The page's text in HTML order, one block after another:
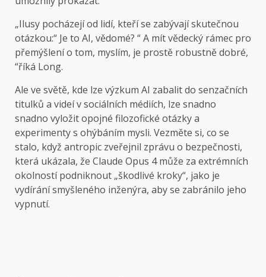
„Ilusy pocházejí od lidí, kteří se zabývají skutečnou
otázkou:“ Je to AI, vědomé? “ A mít vědecký rámec pro
přemýšlení o tom, myslím, je prostě robustně dobré,
“říká Long.
Ale ve světě, kde lze výzkum AI zabalit do senzačních
titulků a videí v sociálních médiích, lze snadno
snadno vyložit opojné filozofické otázky a
experimenty s ohýbáním mysli. Vezměte si, co se
stalo, když antropic zveřejnil zprávu o bezpečnosti,
která ukázala, že Claude Opus 4 může za extrémních
okolností podniknout „škodlivé kroky“, jako je
vydírání smyšleného inženýra, aby se zabránilo jeho
vypnutí.